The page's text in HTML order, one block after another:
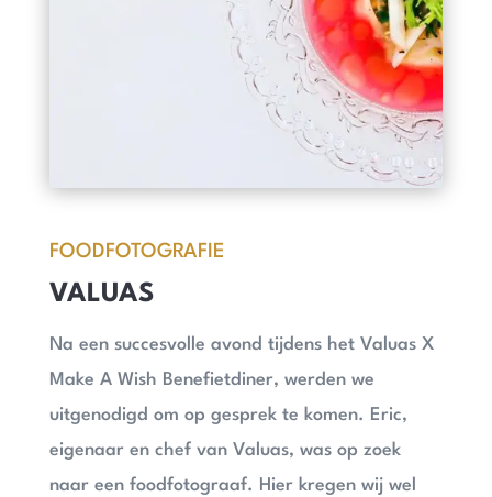
FOODFOTOGRAFIE
VALUAS
Na een succesvolle avond tijdens het Valuas X
Make A Wish Benefietdiner, werden we
uitgenodigd om op gesprek te komen. Eric,
eigenaar en chef van Valuas, was op zoek
naar een foodfotograaf. Hier kregen wij wel